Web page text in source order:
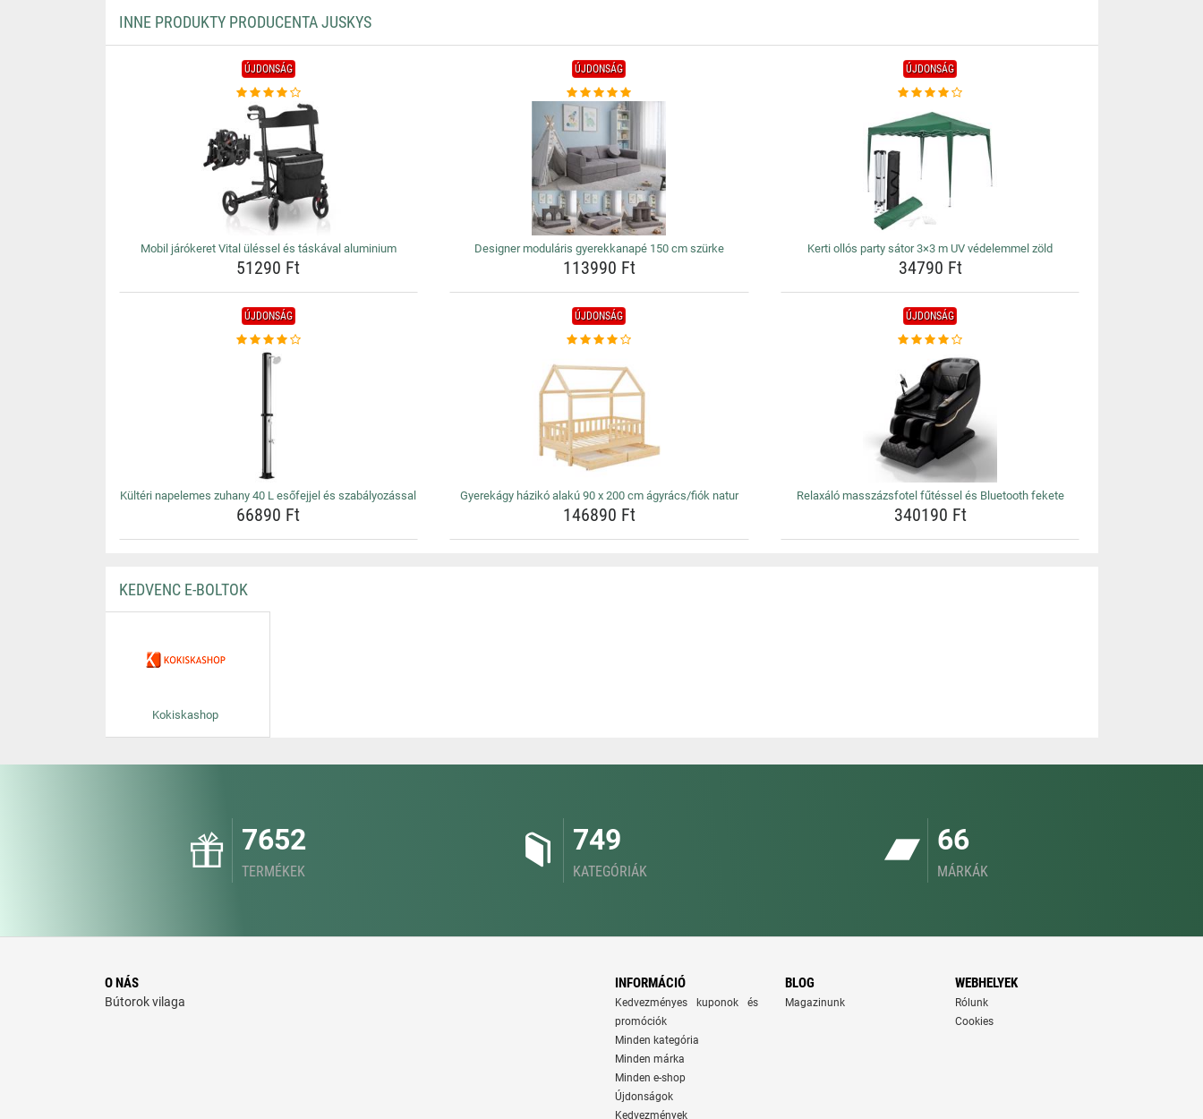
INNE PRODUKTY PRODUCENTA JUSKYS
ÚJDONSÁG
Mobil járókeret Vital üléssel és táskával aluminium
51290 Ft
ÚJDONSÁG
Designer moduláris gyerekkanapé 150 cm szürke
113990 Ft
ÚJDONSÁG
Kerti ollós party sátor 3×3 m UV védelemmel zöld
34790 Ft
ÚJDONSÁG
Kültéri napelemes zuhany 40 L esőfejjel és szabályozással
66890 Ft
ÚJDONSÁG
Gyerekágy házikó alakú 90 x 200 cm ágyrács/fiók natur
146890 Ft
ÚJDONSÁG
Relaxáló masszázsfotel fűtéssel és Bluetooth fekete
340190 Ft
KEDVENC E-BOLTOK
Kokiskashop
7652
TERMÉKEK
749
KATEGÓRIÁK
66
MÁRKÁK
O NÁS
Bútorok vilaga
INFORMÁCIÓ
Kedvezményes kuponok és
promóciók
Minden kategória
Minden márka
Minden e-shop
Újdonságok
Kedvezmények
BLOG
Magazinunk
WEBHELYEK
Rólunk
Cookies